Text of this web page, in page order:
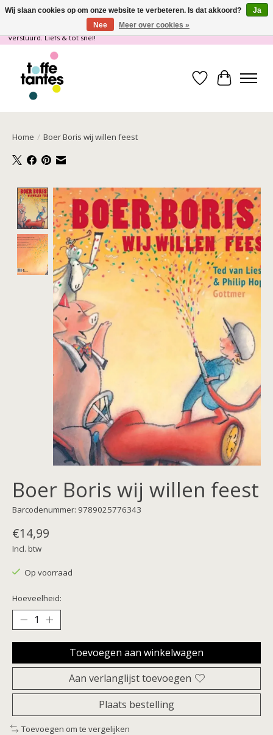
Wij gaan op vakantie! vanaf 4 juli t/m 21 juli worden er geen pakketjes
verstuurd. Liefs & tot snel!
Verlanglijst
Home / Boer Boris wij willen feest
Product image slideshow Items
Boer Boris wij willen feest
Barcodenummer: 9789025776343
€14,99
Incl. btw
Op voorraad
Hoeveelheid:
Toevoegen aan winkelwagen
Aan verlanglijst toevoegen
Plaats bestelling
Toevoegen om te vergelijken
Wij slaan cookies op om onze website te verbeteren. Is dat akkoord?
Ja
Nee
Meer over cookies »